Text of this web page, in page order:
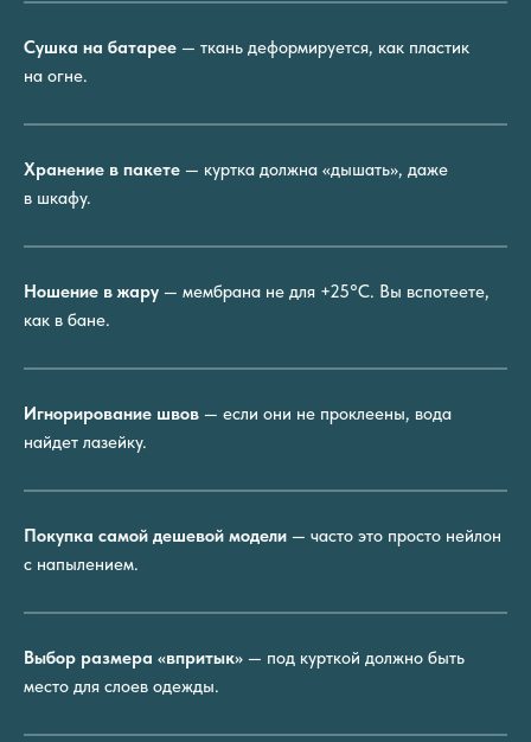
Сушка на батарее — ткань деформируется, как пластик
на огне.
Хранение в пакете — куртка должна «дышать», даже
в шкафу.
Ношение в жару — мембрана не для +25°C. Вы вспотеете,
как в бане.
Игнорирование швов — если они не проклеены, вода
найдет лазейку.
Покупка самой дешевой модели — часто это просто нейлон
с напылением.
Выбор размера «впритык» — под курткой должно быть
место для слоев одежды.